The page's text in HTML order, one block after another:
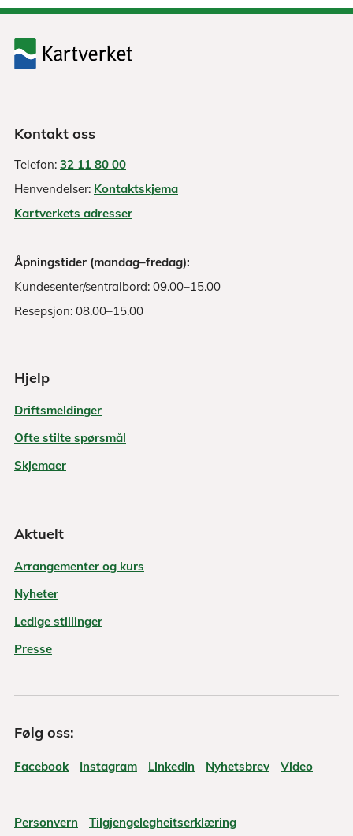
Kontakt oss
Telefon: 32 11 80 00
Henvendelser: Kontaktskjema
Kartverkets adresser
Åpningstider (mandag–fredag):
Kundesenter/sentralbord: 09.00–15.00
Resepsjon: 08.00–15.00
Hjelp
Driftsmeldinger
Ofte stilte spørsmål
Skjemaer
Aktuelt
Arrangementer og kurs
Nyheter
Ledige stillinger
Presse
Følg oss:
Facebook Instagram LinkedIn Nyhetsbrev Video
Personvern Tilgjengelegheitserklæring